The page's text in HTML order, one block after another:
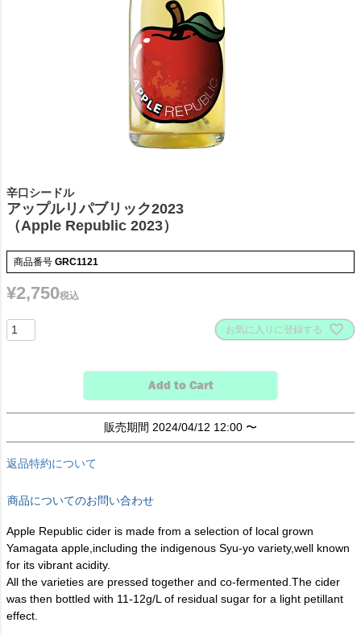
辛口シードル
アップルリパブリック2023
（Apple Republic 2023）
商品番号 GRC1121
¥2,750税込
お気に入りに登録する
Add to Cart
販売期間 2024/04/12 12:00 〜
返品特約について
商品についてのお問い合わせ
Apple Republic cider is made from a selection of local grown
Yamagata apple,including the indigenous Syu-yo variety,well known
for its vibrant acidity.
All the varieties are pressed together and co-fermented.The cider
was then bottled with 11-12g/L of residual sugar for a light petillant
effect.